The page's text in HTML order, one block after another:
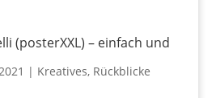
(posterXXL) – einfach und
| Kreatives, Rückblicke